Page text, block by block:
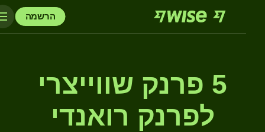
הרשמה
5 פרנק שווייצרי
לפרנק רואנדי